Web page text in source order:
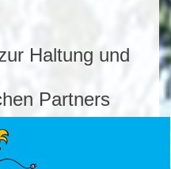
Haltung und
Partners